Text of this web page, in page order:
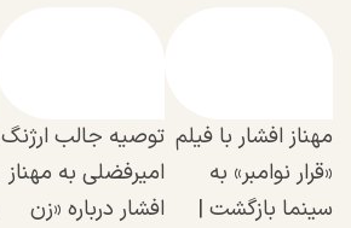
مهناز افشار با فیلم
«قرار نوامبر» به
سینما بازگشت |
توصیه جالب ارژنگ
امیرفضلی به مهناز
افشار درباره «زن